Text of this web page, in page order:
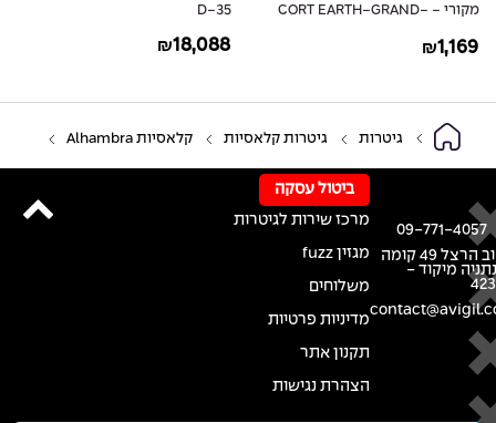
מקורי - CORT EARTH-GRAND-
₪1,169
D-35
₪18,088
גיטרות גיטרות קלאסיות קלאסיות Alhambra
רחוב הרצל 49 קומה
מיקוד -
09-771-4057
ביטול עסקה
מרכז שירות לגיטרות
מגזין fuzz
משלוחים
מדיניות פרטיות
תקנון אתר
הצהרת נגישות